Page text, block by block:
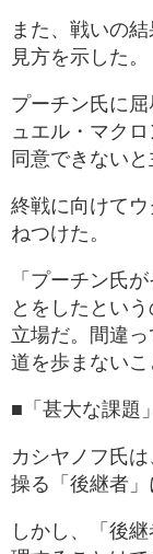
また、戦いの
見方を示した。
プーチン氏に
ュエル・マク
同意できないと
終戦に向けて
ねつけた。
「プーチン氏
とをしたとい
立場だ。間違
道を歩まないこ
■「甚大な課題」
カシヤノフ氏
操る「後継者」
しかし、「後